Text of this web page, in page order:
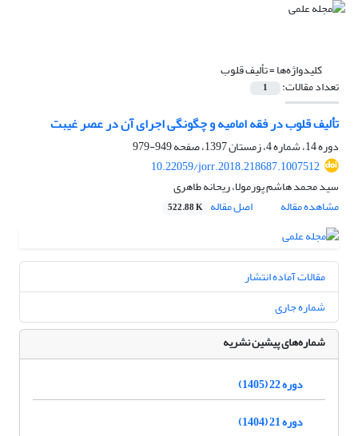
کلیدواژه‌ها =تألیف قلوب
تعداد مقالات: 1
تألیف قلوب در فقه امامیه و چگونگی اجرای آن در عصر غیبت
دوره 14، شماره 4، زمستان 1397، صفحه
949-979
10.22059/jorr.2018.218687.1007512
سید محمد هاشم پورمولا، ریحانه طاهری
مشاهده مقاله
اصل مقاله 522.88 K
مقالات آماده انتشار
شماره جاری
شماره‌های پیشین نشریه
دوره 22 (1405)
دوره 21 (1404)